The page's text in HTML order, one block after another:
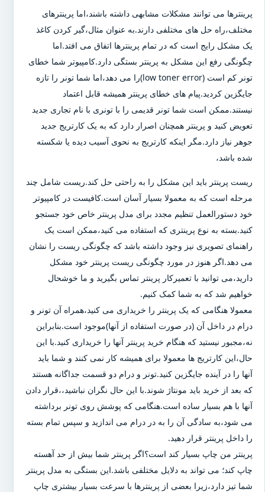
پرینترها می توانند مشکلات مشابهی داشته باشند،اما پرینترهای
مختلف،راه حل های مختلفی دارند.به عنوان مثال،گیر کردن کاغذ
یک مشکل رایج است که در تمام پرینترها اتفاق می افتد.اما
چگونگی رفع این مشکل به پرینتر بستگی دارد.کامپیوتر شما خطای
تونر کم است (low toner error)را می دهد،اما شما تونر را تازه
جایگزین کردید.پیام های خطای پرینتر همیشه قابل اعتماد
نیستند.ممکن است شما تونر قدیمی را با تونری با نام تجاری جدید
تعویض کنید و پرینتر همچنان اصرار دارد که به یک کارتریج جدید
جوهر نیاز دارد.مگر اینکه کارتریج به نحوی آسیب دیده یا شکسته
شده باشد،
ریست پرینتر باید این مشکل را به راحتی حل کند.ریست شامل چند
مرحله است که به معمولا بسیار آسان است.کافیست در کامپیوتر
خود دستورالعمل تنظیم مجدد برای مدل پرینتر خاص خود جستجو
کنید.بسته به نوع پرینتری که استفاده می کنید،ممکن است یک
راهنمای تصویری نیز وجود داشته باشد که چگونگی ریست را نشان
می دهد.اگر هنوز در مورد چگونگی ریست پرینتر خود مشکل
دارید،می توانید با تعمیرکار پرینتر تماس بگیرید و ما خوشحال
خواهیم شد که به شما کمک کنیم.
معمولا هنگامی که یک پرینتر را خریداری می کنید،همراه آن تونر و
درام در داخل آن (در صورت استفاده از آنها)موجود است.بنابراین
نه،مجبور نیستید که هنگام خرید پرینتر آنها را خریداری کنید.با این
حال،این کارتریج ها معمولا برای همیشه کار نمی کنند و شما باید
آنها را در آینده جایگزین کنید.تونر و درام دو قسمت جداگانه هستند
که بعد از خرید باید مونتاژ شوند.با این حال نگران نباشید،،قرار دادن
آنها با هم بسیار ساده است.هنگامی که پوشش روی تونر برداشته
می شود،به سادگی آن را به در درام می اندازید و سپس تمام بسته
را داخل پرینتر قرار دهید.
پرینتر من چاپ بسیار کند است؟اگر پرینتر شما بیش از حد آهسته
چاپ کند؛ می تواند به دلایل مختلفی باشد.این بستگی به مدل پرینتر
شما تیز دارد،زیرا بعضی از پرینترها با سرعت بسیار بیشتری چاپ